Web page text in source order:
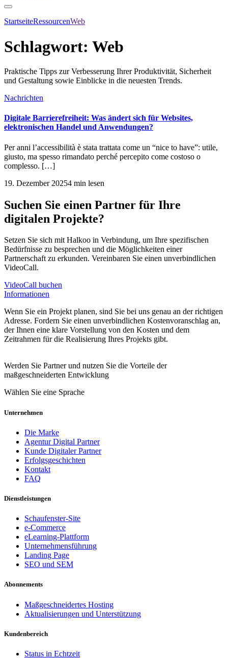
StartseiteRessourcenWeb
Schlagwort: Web
Praktische Tipps zur Verbesserung Ihrer Produktivität, Sicherheit
und Gestaltung sowie Einblicke in die neuesten Trends.
Nachrichten
Digitale Barrierefreiheit: Was ändert sich für Websites,
elektronischen Handel und Anwendungen?
Per anni l’accessibilità è stata trattata come un “nice to have”: utile,
giusto, ma spesso rimandato perché percepito come costoso o
complesso. […]
19. Dezember 20254 min lesen
Suchen Sie einen Partner für Ihre
digitalen Projekte?
Setzen Sie sich mit Halkoo in Verbindung, um Ihre spezifischen
Bedürfnisse zu besprechen und die Möglichkeiten einer
Partnerschaft zu erkunden. Vereinbaren Sie einen unverbindlichen
VideoCall.
VideoCall buchen
Informationen
Wenn Sie ein Projekt planen, sind Sie bei uns genau an der richtigen
Adresse. Fordern Sie einen unverbindlichen Kostenvoranschlag an,
der Ihnen eine klare Vorstellung von den Kosten und dem
Zeitrahmen für die Realisierung Ihres Projekts gibt.
Werden Sie Partner und nutzen Sie die Vorteile der
maßgeschneiderten Entwicklung
Wählen Sie eine Sprache
Unternehmen
Die Marke
Agentur Digital Partner
Kunde Digitaler Partner
Erfolgsgeschichten
Kontakt
FAQ
Dienstleistungen
Schaufenster-Site
e-Commerce
eLearning-Plattform
Unternehmensführung
Landing Page
SEO und SEM
Abonnements
Maßgeschneidertes Hosting
Aktualisierungen und Unterstützung
Kundenbereich
Status in Echtzeit